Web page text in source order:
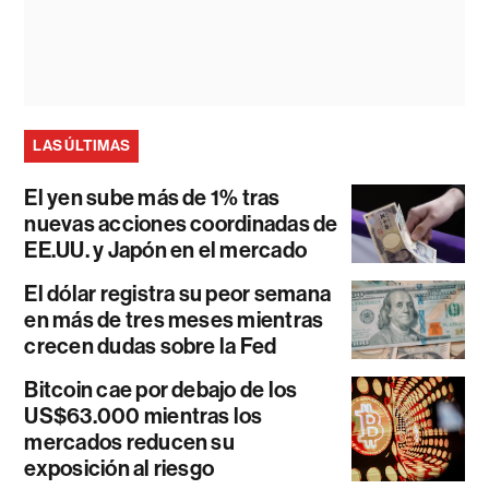
LAS ÚLTIMAS
El yen sube más de 1% tras
nuevas acciones coordinadas de
EE.UU. y Japón en el mercado
El dólar registra su peor semana
en más de tres meses mientras
crecen dudas sobre la Fed
Bitcoin cae por debajo de los
US$63.000 mientras los
mercados reducen su
exposición al riesgo